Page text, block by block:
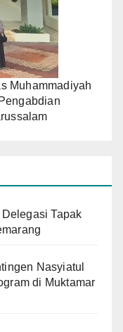
Muhammadiyah
Tapak
Nasyiatul
di Muktamar